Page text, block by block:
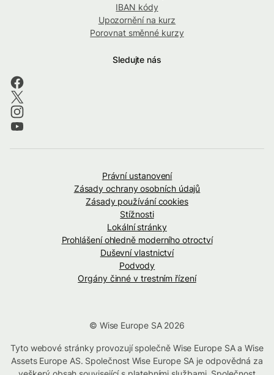
IBAN kódy
Upozornění na kurz
Porovnat směnné kurzy
Sledujte nás
Právní ustanovení
Zásady ochrany osobních údajů
Zásady používání cookies
Stížnosti
Lokální stránky
Prohlášení ohledně moderního otroctví
Duševní vlastnictví
Podvody
Orgány činné v trestním řízení
© Wise Europe SA 2026
Tyto webové stránky provozují společně Wise Europe SA a Wise
Assets Europe AS. Společnost Wise Europe SA je odpovědná za